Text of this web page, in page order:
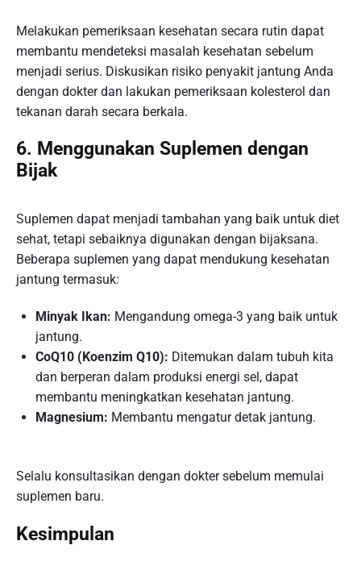
Melakukan pemeriksaan kesehatan secara rutin dapat
membantu mendeteksi masalah kesehatan sebelum
menjadi serius. Diskusikan risiko penyakit jantung Anda
dengan dokter dan lakukan pemeriksaan kolesterol dan
tekanan darah secara berkala.
6. Menggunakan Suplemen dengan
Bijak
Suplemen dapat menjadi tambahan yang baik untuk diet
sehat, tetapi sebaiknya digunakan dengan bijaksana.
Beberapa suplemen yang dapat mendukung kesehatan
jantung termasuk:
Minyak Ikan: Mengandung omega-3 yang baik untuk
jantung.
CoQ10 (Koenzim Q10): Ditemukan dalam tubuh kita
dan berperan dalam produksi energi sel, dapat
membantu meningkatkan kesehatan jantung.
Magnesium: Membantu mengatur detak jantung.
Selalu konsultasikan dengan dokter sebelum memulai
suplemen baru.
Kesimpulan